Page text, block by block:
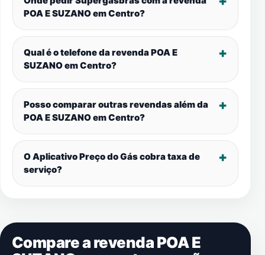
POA E SUZANO emCentro?
Qual é o telefone da revenda POA E
SUZANO emCentro?
Posso comparar outras revendas além da
POA E SUZANO emCentro?
O Aplicativo Preço do Gás cobra taxa de
serviço?
Compare a revenda POA E